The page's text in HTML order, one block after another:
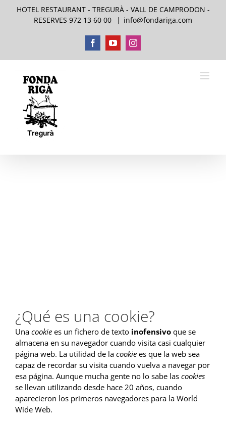
HOTEL RESTAURANT - TREGURÀ - VALL DE CAMPRODON -
RESERVES 972 13 60 00
| info@fondariga.com
FacebookYouTubeInstagram
¿Qué es una cookie?
Una cookie es un fichero de texto inofensivo que se
almacena en su navegador cuando visita casi cualquier
página web. La utilidad de la cookie es que la web sea
capaz de recordar su visita cuando vuelva a navegar por
esa página. Aunque mucha gente no lo sabe las cookies
se llevan utilizando desde hace 20 años, cuando
aparecieron los primeros navegadores para la World
Wide Web.